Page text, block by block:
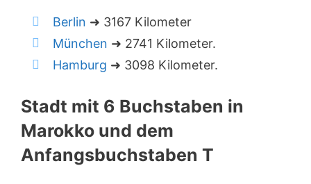
Berlin ➜ 3167 Kilometer
München ➜ 2741 Kilometer.
Hamburg ➜ 3098 Kilometer.
Stadt mit 6 Buchstaben in
Marokko und dem
Anfangsbuchstaben T